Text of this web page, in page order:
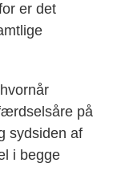
er det
på
sydsiden af
i begge